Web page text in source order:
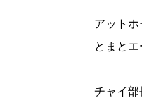
アット
とまと
チャイ部